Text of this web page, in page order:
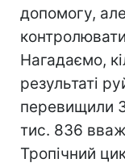
допомогу,
Нагадаємо,
результаті
перевищили
тис. 836
Тропічний